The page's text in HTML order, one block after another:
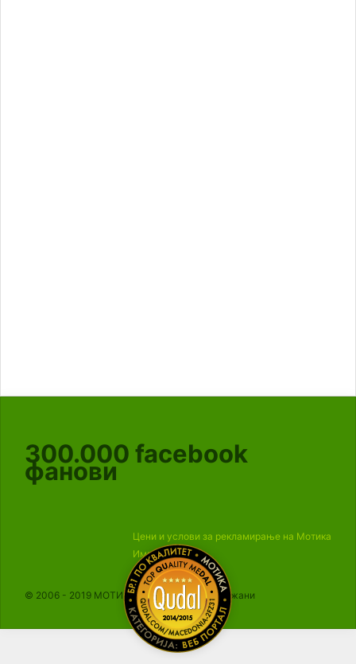
300.000 facebook
фанови
Цени и услови за рекламирање на Мотика
Импресум
© 2006 - 2019 МОТИКА, Сите права се задржани